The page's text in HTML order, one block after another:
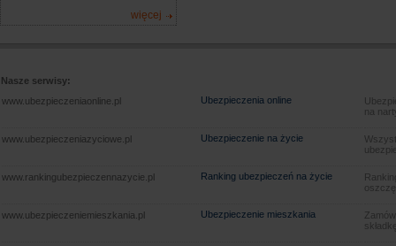
więcej
Nasze serwisy:
www.ubezpieczeniaonline.pl
Ubezpieczenia online
na
www.ubezpieczeniazyciowe.pl Ubezpieczenie na życie
www.rankingubezpieczennazycie.pl Ranking ubezpieczeń na życie
www.ubezpieczeniemieszkania.pl Ubezpieczenie mieszkania